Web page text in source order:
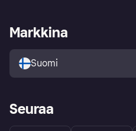
Tutustu kauppoihin
Ostajan turva
Kirjaudu sisään yrityksenä
Markkina
Suomi
Seuraa